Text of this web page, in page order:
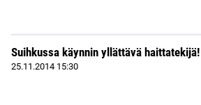
Suihkussa käynnin yllättävä haittatekijä!
25.11.2014 15:30